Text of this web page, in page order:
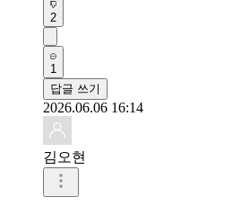
2
1
답글 쓰기
2026.06.06 16:14
김오현